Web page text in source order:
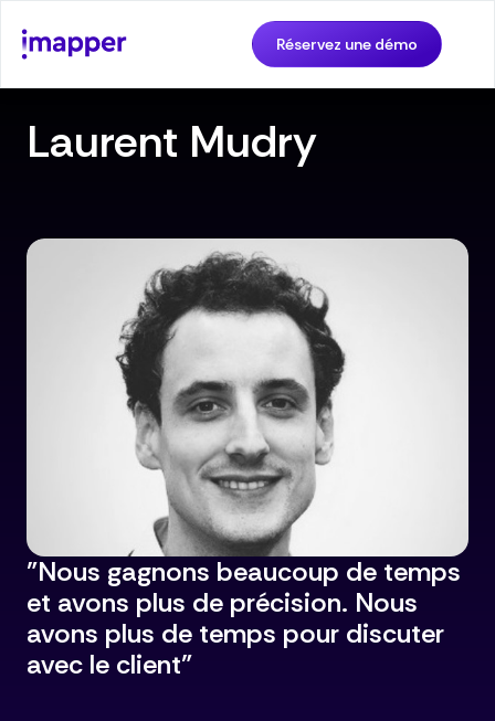
Réservez une démo
Laurent Mudry
"Nous gagnons beaucoup de temps
et avons plus de précision. Nous
avons plus de temps pour discuter
avec le client"